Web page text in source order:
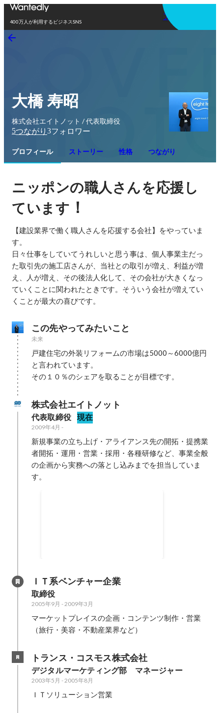
400万人が利用するビジネスSNS
アプリを使う
大橋 寿昭
株式会社エイトノット / 代表取締役
5つながり 3フォロワー
プロフィール ストーリー 性格 つながり
ニッポンの職人さんを応援し
ています ！
【建設業界で働く職人さんを応援する会社】をやっていま
す。
日々仕事をしていてうれしいと思う事は、個人事業主だっ
た取引先の施工店さんが、当社との取引が増え、利益が増
え、人が増え、その後法人化して、その会社が大きくなっ
ていくことに関われたときです。そういう会社が増えてい
くことが最大の喜びです。
この先やってみたいこと
未来
戸建住宅の外装リフォームの市場は5000～6000億円
と言われています。
その１０％のシェアを取ることが目標です。
株式会社エイトノット
代表取締役 現在
2009年4月 -
新規事業の立ち上げ・アライアンス先の開拓・提携業
者開拓・運用・営業・採用・各種研修など、事業全般
の企画から実務への落とし込みまでを担当していま
す。
ＩＴ系ベンチャー企業
取締役
2005年9月 -2009年3月
マーケットプレイスの企画・コンテンツ制作・営業
（旅行・美容・不動産業界など）
トランス・コスモス株式会社
デジタルマーケティング部　マネージャー
2003年5月 -2005年8月
ＩＴソリューション営業